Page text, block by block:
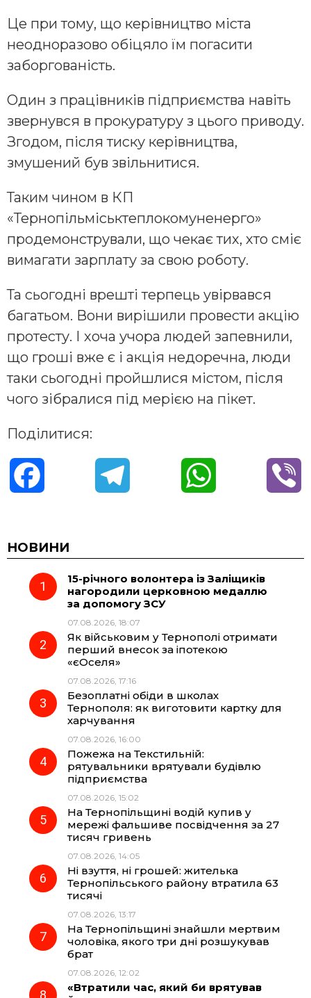
Це при тому, що керівництво міста
неодноразово обіцяло їм погасити
заборгованість.
Один з працівників підприємства навіть
звернувся в прокуратуру з цього приводу.
Згодом, після тиску керівництва,
змушений був звільнитися.
Таким чином в КП
«Тернопільміськтеплокомуненерго»
продемонстрували, що чекає тих, хто сміє
вимагати зарплату за свою роботу.
Та сьогодні врешті терпець увірвався
багатьом. Вони вирішили провести акцію
протесту. І хоча учора людей запевнили,
що гроші вже є і акція недоречна, люди
таки сьогодні пройшлися містом, після
чого зібралися під мерією на пікет.
Поділитися:
c
e
o
k
e
g
r
a
m
t
A
НОВИНИ
15-річного волонтера із Заліщиків
нагородили церковною медаллю
за допомогу ЗСУ
07.08.2026, 18:07
Як військовим у Тернополі отримати
перший внесок за іпотекою
«єОселя»
07.08.2026, 17:16
Безоплатні обіди в школах
Тернополя: як виготовити картку для
харчування
07.08.2026, 16:00
Пожежа на Текстильній:
рятувальники врятували будівлю
підприємства
07.08.2026, 15:02
На Тернопільщині водій купив у
мережі фальшиве посвідчення за 27
тисяч гривень
07.08.2026, 14:05
Ні взуття, ні грошей: жителька
Тернопільського району втратила 63
тисячі
07.08.2026, 13:17
На Тернопільщині знайшли мертвим
чоловіка, якого три дні розшукував
брат
07.08.2026, 12:02
«Втратили час, який би врятував